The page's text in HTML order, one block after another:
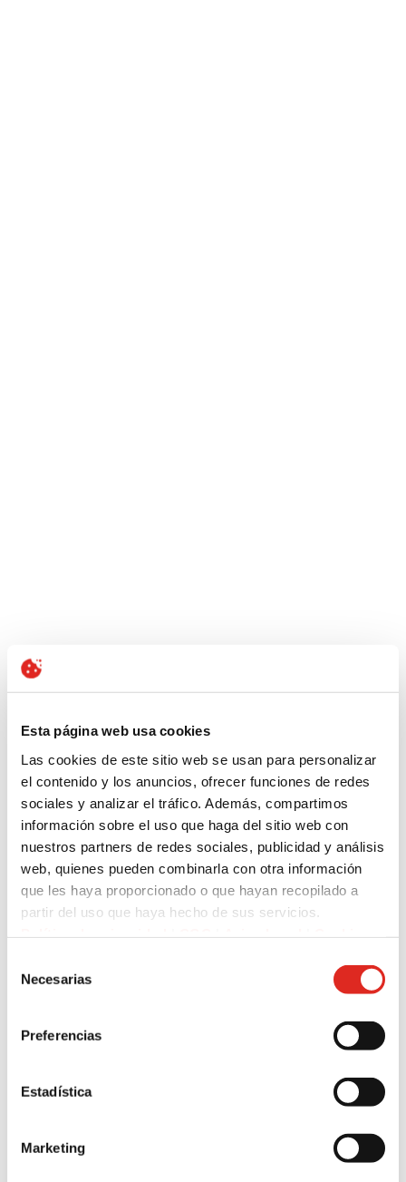
Esta página web usa cookies
Las cookies de este sitio web se usan para personalizar
el contenido y los anuncios, ofrecer funciones de redes
sociales y analizar el tráfico. Además, compartimos
información sobre el uso que haga del sitio web con
nuestros partners de redes sociales, publicidad y análisis
web, quienes pueden combinarla con otra información
que les haya proporcionado o que hayan recopilado a
partir del uso que haya hecho de sus servicios.
Necesarias
Preferencias
Estadística
Marketing